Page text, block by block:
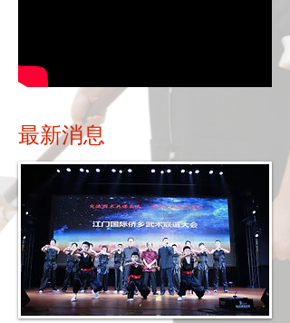
​最新消息